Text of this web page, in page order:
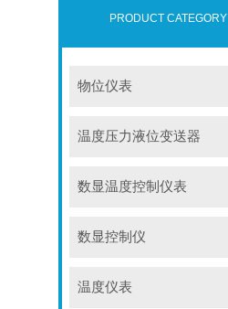
PRODUCT CATEGORY
物位仪表
温度压力液位变送器
数显温度控制仪表
数显控制仪
温度仪表